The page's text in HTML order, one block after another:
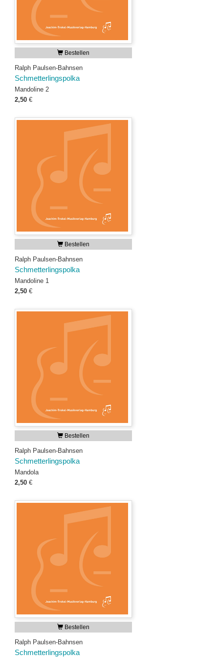
Bestellen
Ralph Paulsen-Bahnsen
Schmetterlingspolka
Mandoline 2
2,50 €
Bestellen
Ralph Paulsen-Bahnsen
Schmetterlingspolka
Mandoline 1
2,50 €
Bestellen
Ralph Paulsen-Bahnsen
Schmetterlingspolka
Mandola
2,50 €
Bestellen
Ralph Paulsen-Bahnsen
Schmetterlingspolka